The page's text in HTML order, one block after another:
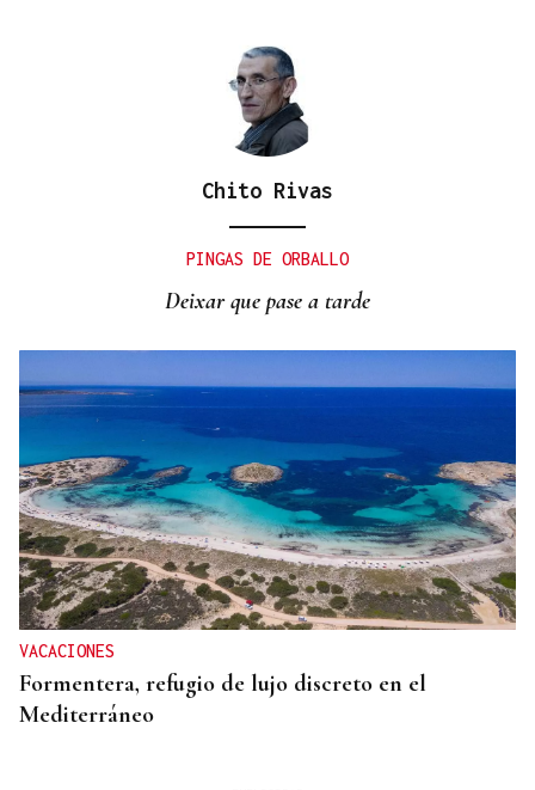
Chito Rivas
PINGAS DE ORBALLO
Deixar que pase a tarde
VACACIONES
Formentera, refugio de lujo discreto en el
Mediterráneo